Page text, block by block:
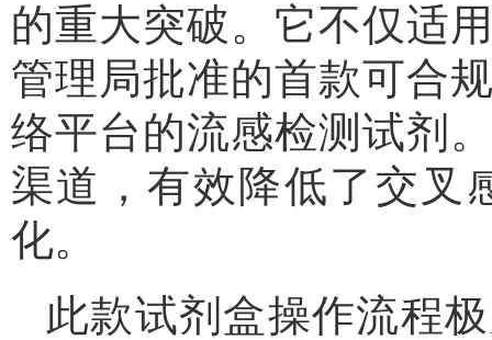
的重大突破。它不仅适
管理局批准的首款可合
络平台的流感检测试剂
渠道，有效降低了交叉
化。
此款试剂盒操作流程